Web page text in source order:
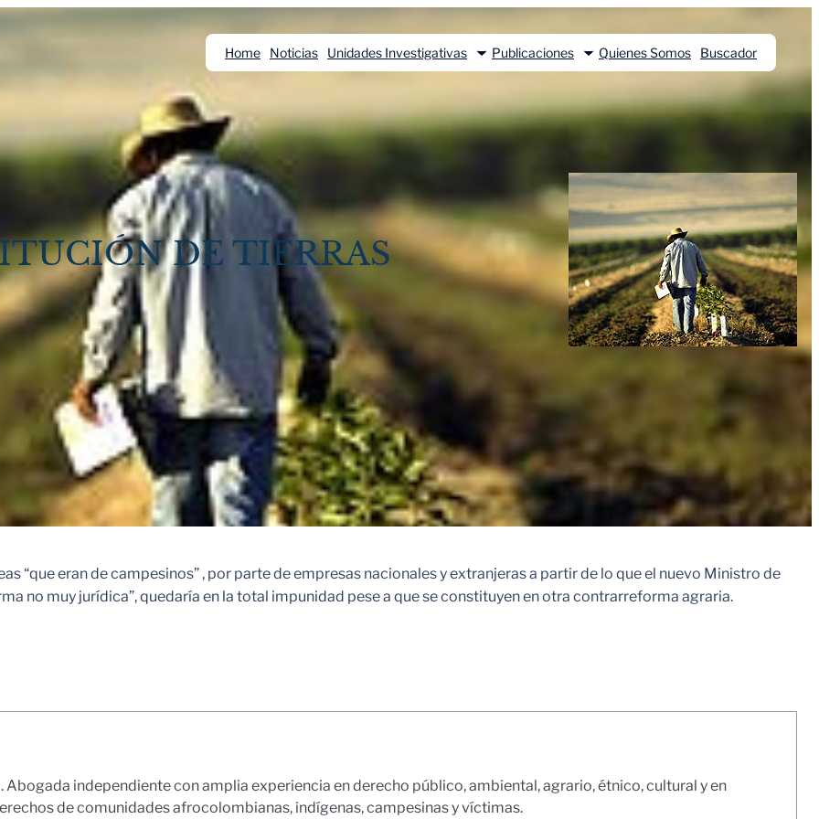
Home Noticias Unidades Investigativas Publicaciones Quienes Somos Buscador
DE TIERRAS
“que eran de campesinos” , por parte de empresas nacionales y extranjeras a partir de lo que el nuevo Ministro de
no muy jurídica”, quedaría en la total impunidad pese a que se constituyen en otra contrarreforma agraria.
Abogada independiente con amplia experiencia en derecho público, ambiental, agrario, étnico, cultural y en
de comunidades afrocolombianas, indígenas, campesinas y víctimas.